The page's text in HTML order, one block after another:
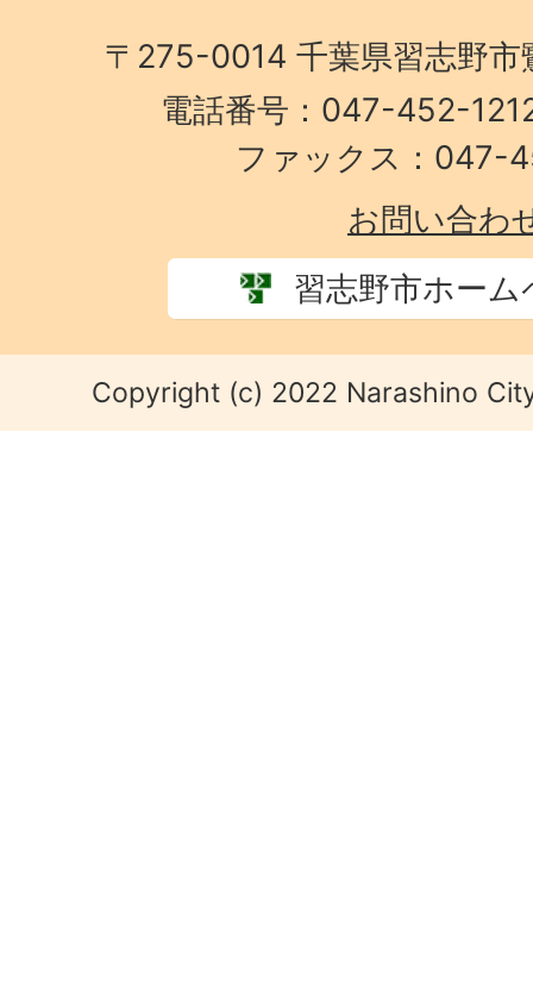
〒275-0014 千葉県習志野市
電話番号：047-452-
ファックス：047-
お問い合わ
習志野市ホーム
Copyright (c) 2022 Narashino